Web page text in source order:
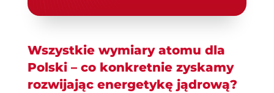
Wszystkie wymiary atomu dla
Polski – co konkretnie zyskamy
rozwijając energetykę jądrową?